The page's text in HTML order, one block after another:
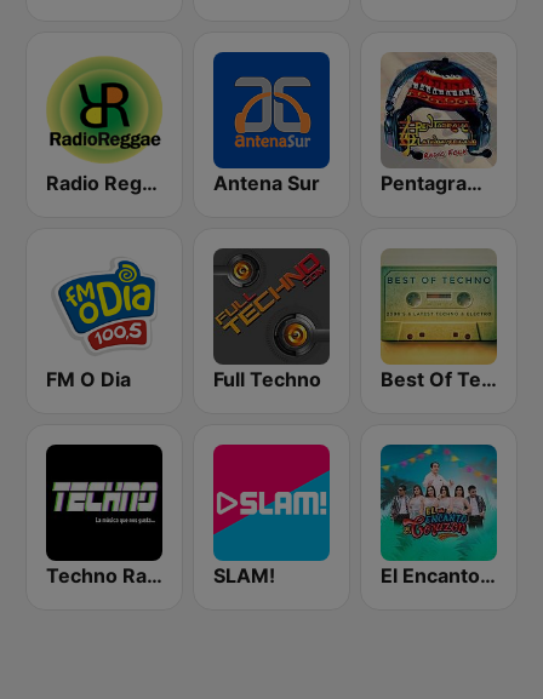
Radio Reggae Antena Sur Pentagrama Latinoamericano Radio Folk
FM O Dia Full Techno Best Of Techno
Techno Radio SLAM! El Encanto De Corazon Radio